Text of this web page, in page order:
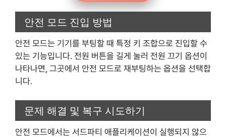
안전 모드 진입 방법
안전 모드는 기기를 부팅할 때 특정 키 조합으로 진입할 수
있는 기능입니다. 전원 버튼을 길게 눌러 전원 끄기 옵션이
나타나면, 그곳에서 안전 모드로 재부팅하는 옵션을 선택합
니다.
문제 해결 및 복구 시도하기
안전 모드에서는 서드파티 애플리케이션이 실행되지 않으